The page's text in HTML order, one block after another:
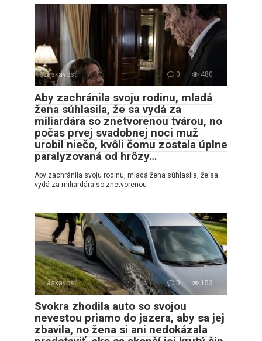
Láskavosť 0 480
Aby zachránila svoju rodinu, mladá
žena súhlasila, že sa vydá za
miliardára so znetvorenou tvárou, no
počas prvej svadobnej noci muž
urobil niečo, kvôli čomu zostala úplne
paralyzovaná od hrôzy…
Aby zachránila svoju rodinu, mladá žena súhlasila, že sa
vydá za miliardára so znetvorenou
Láskavosť 0 153
Svokra zhodila auto so svojou
nevestou priamo do jazera, aby sa jej
zbavila, no žena si ani nedokázala